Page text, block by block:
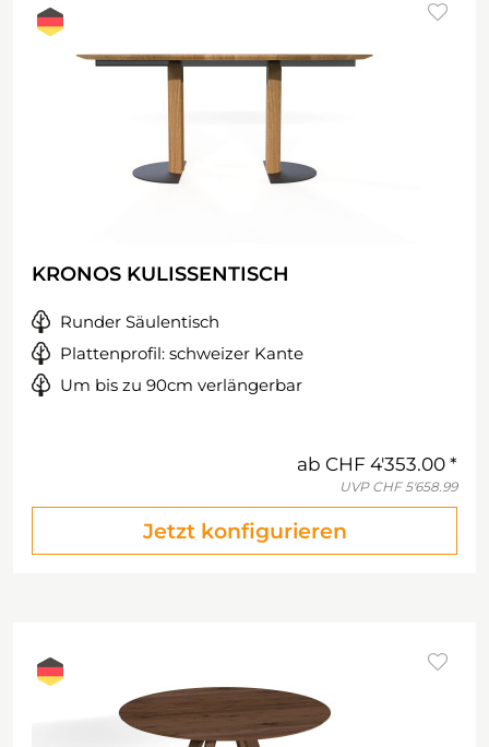
KRONOS KULISSENTISCH
Runder Säulentisch
Plattenprofil: schweizer Kante
Um bis zu 90cm verlängerbar
ab CHF 4'353.00
UVP CHF 5'658.99
Jetzt konfigurieren